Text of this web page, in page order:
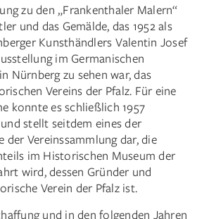
zu den „Frankenthaler Malern“
und das Gemälde, das 1952 als
Kunsthändlers Valentin Josef
im Germanischen
Nürnberg zu sehen war, das
Vereins der Pfalz. Für eine
konnte es schließlich 1957
stellt seitdem eines der
der Vereinssammlung dar, die
im Historischen Museum der
wird, dessen Gründer und
Verein der Pfalz ist.
und in den folgenden Jahren